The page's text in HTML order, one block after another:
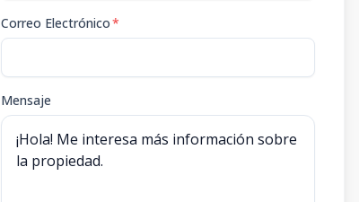
Correo Electrónico*
Mensaje